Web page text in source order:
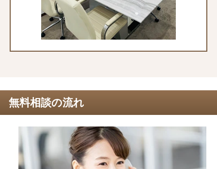
無料相談の流れ